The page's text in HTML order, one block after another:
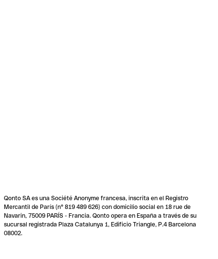
Qonto SA es una Société Anonyme francesa, inscrita en el Registro
Mercantil de París (n° 819 489 626) con domicilio social en 18 rue de
Navarin, 75009 PARÍS - Francia. Qonto opera en España a través de su
sucursal registrada Plaza Catalunya 1, Edificio Triangle, P.4 Barcelona
08002.